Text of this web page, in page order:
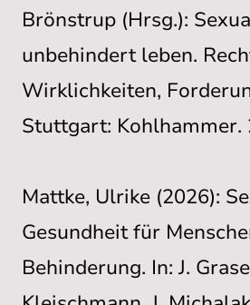
Brönstrup (Hrsg.):
unbehindert leben.
Wirklichkeiten,
Stuttgart: Kohlhammer.
Mattke, Ulrike (2026):
Gesundheit für
Behinderung. In: J.